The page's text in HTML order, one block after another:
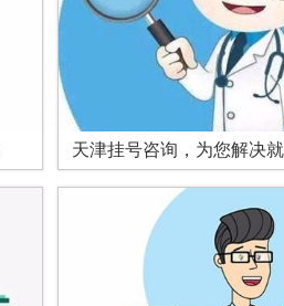
天津挂号咨询，为您解决